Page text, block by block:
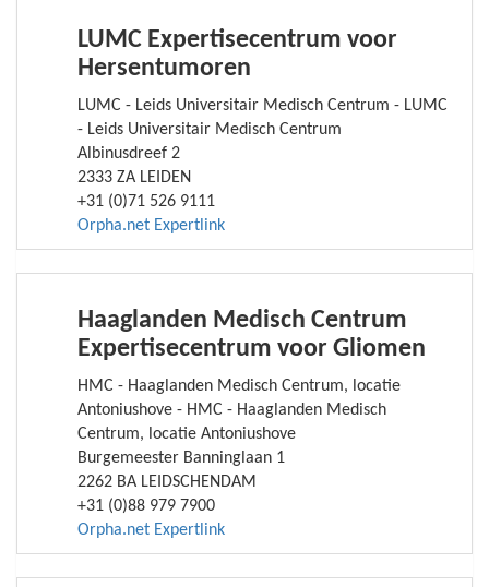
LUMC Expertisecentrum voor
Hersentumoren
LUMC - Leids Universitair Medisch Centrum - LUMC
- Leids Universitair Medisch Centrum
Albinusdreef 2
2333 ZA LEIDEN
+31 (0)71 526 9111
Orpha.net Expertlink
Haaglanden Medisch Centrum
Expertisecentrum voor Gliomen
HMC - Haaglanden Medisch Centrum, locatie
Antoniushove - HMC - Haaglanden Medisch
Centrum, locatie Antoniushove
Burgemeester Banninglaan 1
2262 BA LEIDSCHENDAM
+31 (0)88 979 7900
Orpha.net Expertlink